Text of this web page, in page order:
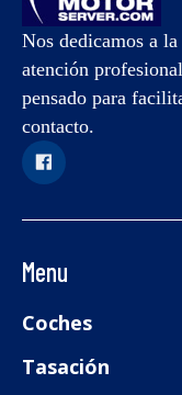
Nos dedicamos a
atención
pensado para
contacto.
Menu
Coches
Tasación